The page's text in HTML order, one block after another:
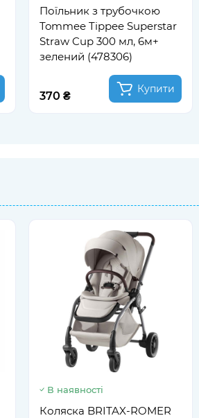
Поїльник з трубочкою
Tommee Tippee Superstar
Straw Cup 300 мл, 6м+
зелений (478306)
370 ₴
Купити
В наявності
Коляска BRITAX-ROMER